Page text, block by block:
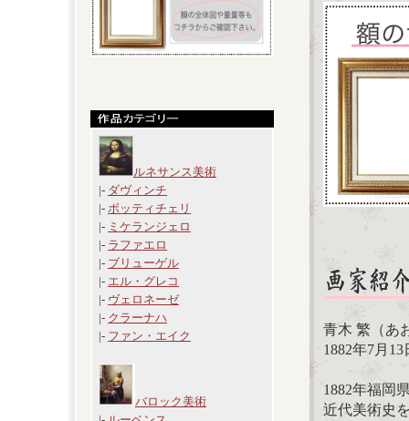
ルネサンス美術
|- ダヴィンチ
|- ボッティチェリ
|- ミケランジェロ
|- ラファエロ
|- ブリューゲル
|- エル・グレコ
|- ヴェロネーゼ
|- クラーナハ
|- ファン・エイク
バロック美術
青木 繁（あ
1882年7月
1882年福岡
近代美術史